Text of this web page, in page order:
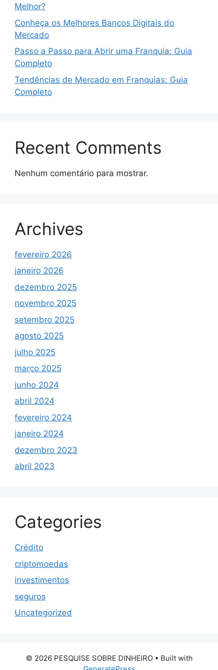
Melhor?
Conheça os Melhores Bancos Digitais do
Mercado
Passo a Passo para Abrir uma Franquia: Guia
Completo
Tendências de Mercado em Franquias: Guia
Completo
Recent Comments
Nenhum comentário para mostrar.
Archives
fevereiro 2026
janeiro 2026
dezembro 2025
novembro 2025
setembro 2025
agosto 2025
julho 2025
março 2025
junho 2024
abril 2024
fevereiro 2024
janeiro 2024
dezembro 2023
abril 2023
Categories
Crédito
criptomoedas
investimentos
seguros
Uncategorized
© 2026 PESQUISE SOBRE DINHEIRO• Built with